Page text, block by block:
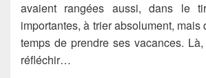
avaient rangées aussi, dans le
importantes, à trier absolument, mais
temps de prendre ses vacances.
réfléchir…